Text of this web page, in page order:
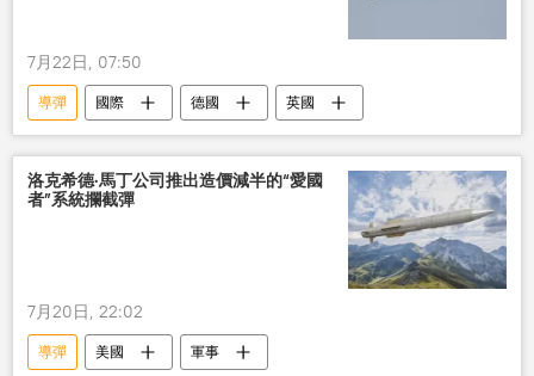
7月22日, 07:50
導彈 國際 德國 英國
洛克希德·馬丁公司推出造價減半的“愛國
者”系統攔截彈
7月20日, 22:02
導彈 美國 軍事